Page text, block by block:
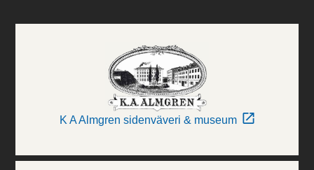
K A Almgren sidenväveri & museum